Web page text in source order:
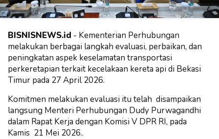
BISNISNEWS.id - Kementerian Perhubungan
melakukan berbagai langkah evaluasi, perbaikan, dan
peningkatan aspek keselamatan transportasi
perkeretapian terkait kecelakaan kereta api di Bekasi
Timur pada 27 April 2026.
Komitmen melakukan evaluasi itu telah disampaikan
langsung Menteri Perhubungan Dudy Purwagandhi
dalam Rapat Kerja dengan Komisi V DPR RI, pada
Kamis 21 Mei 2026..